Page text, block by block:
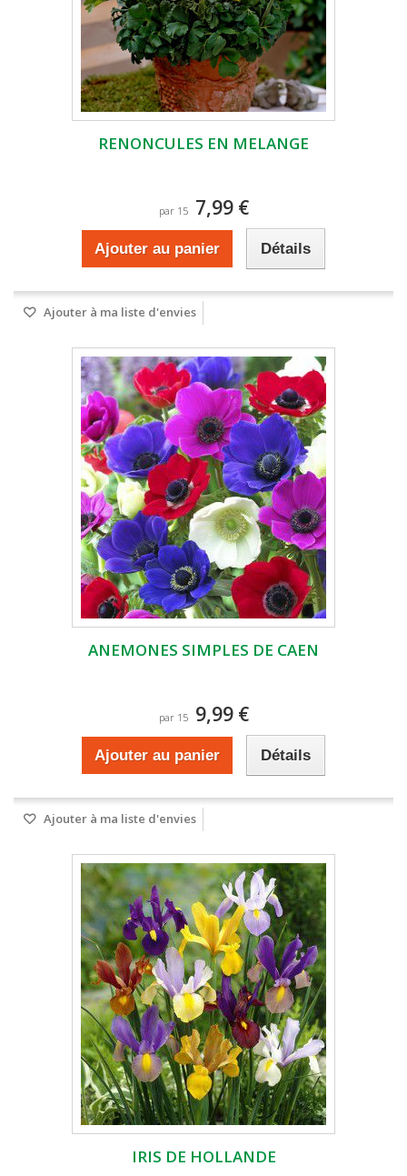
RENONCULES EN MELANGE
par 15 7,99 €
Ajouter au panier Détails
Ajouter à ma liste d'envies
ANEMONES SIMPLES DE CAEN
par 15 9,99 €
Ajouter au panier Détails
Ajouter à ma liste d'envies
IRIS DE HOLLANDE